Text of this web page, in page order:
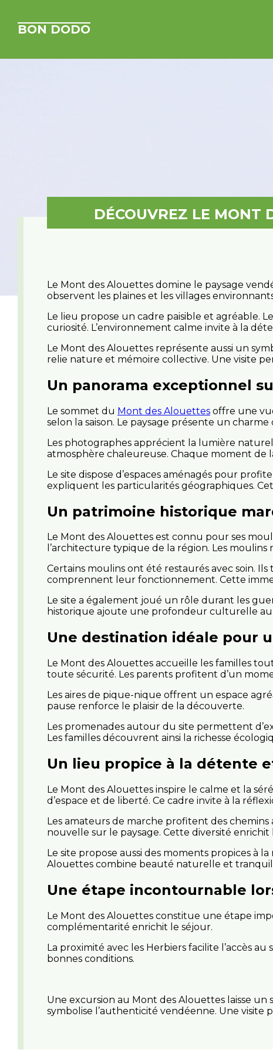
BON DODO
DÉCOUVREZ LE MONT
Le Mont des Alouettes domine le paysage
observent les plaines et les villages
Le lieu propose un cadre paisible et agréable.
curiosité. L’environnement calme invite à la
Le Mont des Alouettes représente aussi un
relie nature et mémoire collective. Une visite
Un panorama exceptionnel
Le sommet du Mont des Alouettes offre une
selon la saison. Le paysage présente un
Les photographes apprécient la lumière
atmosphère chaleureuse. Chaque moment de
Le site dispose d’espaces aménagés pour
expliquent les particularités géographiques.
Un patrimoine historique
Le Mont des Alouettes est connu pour ses
l’architecture typique de la région. Les
Certains moulins ont été restaurés avec soin.
comprennent leur fonctionnement. Cette
Le site a également joué un rôle durant les
historique ajoute une profondeur culturelle
Une destination idéale pour
Le Mont des Alouettes accueille les familles
toute sécurité. Les parents profitent d’un
Les aires de pique-nique offrent un espace
pause renforce le plaisir de la découverte.
Les promenades autour du site permettent
Les familles découvrent ainsi la richesse
Un lieu propice à la détente
Le Mont des Alouettes inspire le calme et la
d’espace et de liberté. Ce cadre invite à la
Les amateurs de marche profitent des
nouvelle sur le paysage. Cette diversité enrichit
Le site propose aussi des moments propices à
Alouettes combine beauté naturelle et
Une étape incontournable
Le Mont des Alouettes constitue une étape
complémentarité enrichit le séjour.
La proximité avec les Herbiers facilite l’accès
bonnes conditions.
Une excursion au Mont des Alouettes laisse
symbolise l’authenticité vendéenne. Une